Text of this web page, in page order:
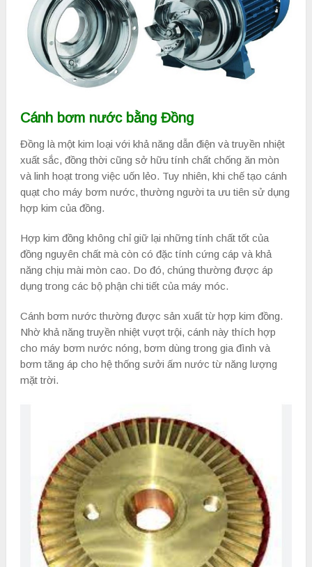
Cánh bơm nước bằng Đồng
Đồng là một kim loại với khả năng dẫn điện và truyền nhiệt
xuất sắc, đồng thời cũng sở hữu tính chất chống ăn mòn
và linh hoạt trong việc uốn lẻo. Tuy nhiên, khi chế tạo cánh
quạt cho máy bơm nước, thường người ta ưu tiên sử dụng
hợp kim của đồng.
Hợp kim đồng không chỉ giữ lại những tính chất tốt của
đồng nguyên chất mà còn có đặc tính cứng cáp và khả
năng chịu mài mòn cao. Do đó, chúng thường được áp
dụng trong các bộ phận chi tiết của máy móc.
Cánh bơm nước thường được sản xuất từ hợp kim đồng.
Nhờ khả năng truyền nhiệt vượt trội, cánh này thích hợp
cho máy bơm nước nóng, bơm dùng trong gia đình và
bơm tăng áp cho hệ thống sưởi ấm nước từ năng lượng
mặt trời.